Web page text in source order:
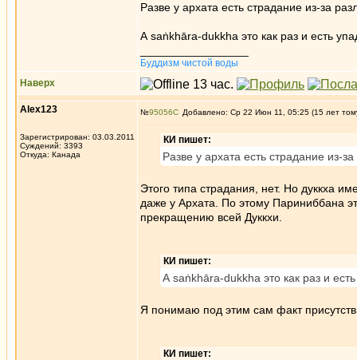
Разве у архата есть страдание из-за
А saṅkhāra-dukkha это как раз и есть
Буддизм чистой воды
Наверх
Alex123
Зарегистрирован: 03.03.2011
Суждений: 3393
Откуда: Канада
№95056 Добавлено: Ср 22 Июн 11, 05:25 (15 лет
КИ пишет:
Разве у архата есть страдание из-
Этого типа страдания, нет. Но дуккха
даже у Архата. По этому Париниббана
прекращению всей Дуккхи.
КИ пишет:
А saṅkhāra-dukkha это как раз и
Я понимаю под этим сам факт
КИ пишет: